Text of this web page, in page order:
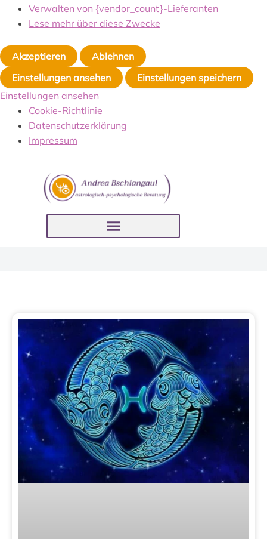
Verwalten von {vendor_count}-Lieferanten
Lese mehr über diese Zwecke
Akzeptieren
Ablehnen
Einstellungen ansehen
Einstellungen speichern
Einstellungen ansehen
Cookie-Richtlinie
Datenschutzerklärung
Impressum
SeiteSeiteSeiteSeiteSeite